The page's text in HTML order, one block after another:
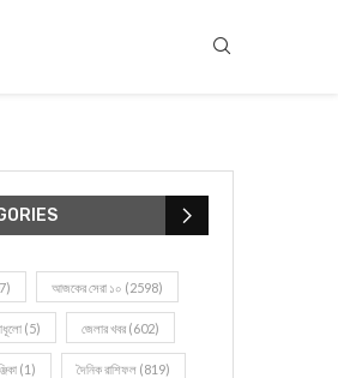
আজকের সেরা ১০ (2598)
(5) জেলার খবর (602)
(1) দৈনিক রাশিফল (819)